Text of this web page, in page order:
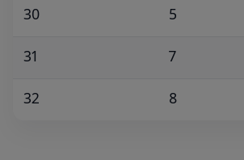
30 5
31 7
32 8